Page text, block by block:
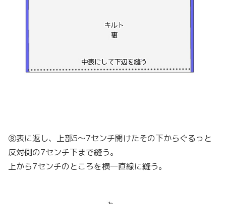
⑧表に返し、上部5〜7センチ開けたその下からぐるっと
反対側の7センチ下まで縫う。
上から7センチのところを横一直線に縫う。